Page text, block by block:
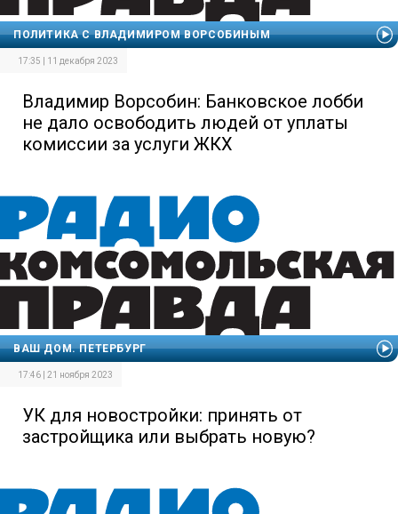
ПОЛИТИКА С ВЛАДИМИРОМ ВОРСОБИНЫМ
17:35 | 11 декабря 2023
Владимир Ворсобин: Банковское лобби
не дало освободить людей от уплаты
комиссии за услуги ЖКХ
ВАШ ДОМ. ПЕТЕРБУРГ
17:46 | 21 ноября 2023
УК для новостройки: принять от
застройщика или выбрать новую?